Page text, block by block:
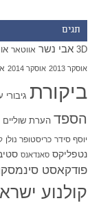
תגים
3D אבי נשר אווטאר
אוסקר 2013 אוסקר 2014
ביקורת גיבורי
הספד הערת שוליים
יוסף סידר כריסטופר נולן
נטפליקס סאנדאנס
פודקאסט
קולנוע